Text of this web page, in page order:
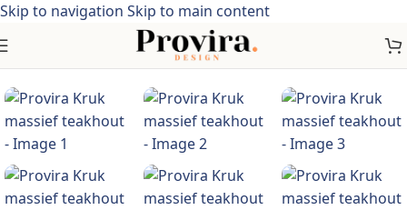
Skip to navigation Skip to main content
Home
Stoelen/Klapstoelen & krukken